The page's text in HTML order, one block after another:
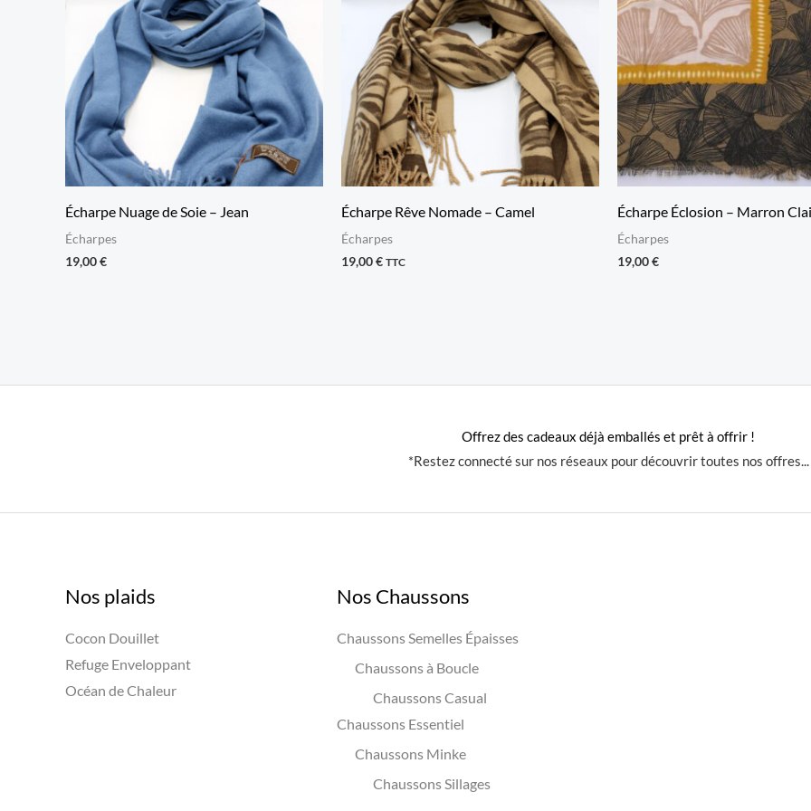
Écharpe Nuage de Soie – Jean
Écharpes
19,00€
Écharpe Rêve Nomade – Camel
Écharpes
19,00€ TTC
Écharpe Éclosion – Marron
Écharpes
19,00€
Offrez des cadeaux déjà emballés et prêt à offrir !
*Restez connecté sur nos réseaux pour découvrir toutes nos offres...
Nos plaids
Cocon Douillet
Refuge Enveloppant
Océan de Chaleur
Nos Chaussons
Chaussons Semelles Épaisses
Chaussons à Boucle
Chaussons Casual
Chaussons Essentiel
Chaussons Minke
Chaussons Sillages